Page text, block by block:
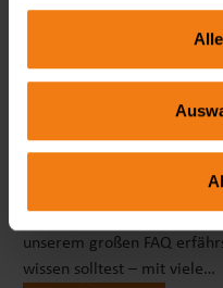
Seitenmarkise richtig
Wie blickdicht ist eine
ist ideal? Und braucht man
unserem großen FAQ
wissen solltest – mit viele…